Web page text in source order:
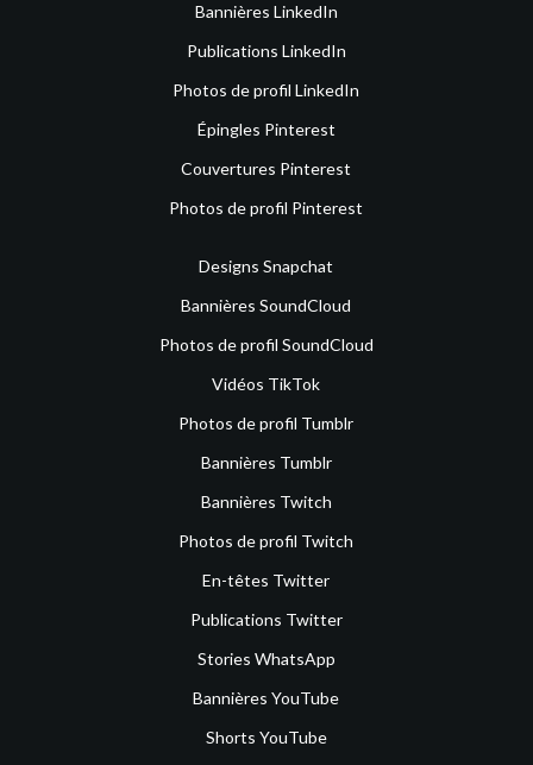
Bannières LinkedIn
Publications LinkedIn
Photos de profil LinkedIn
Épingles Pinterest
Couvertures Pinterest
Photos de profil Pinterest
Designs Snapchat
Bannières SoundCloud
Photos de profil SoundCloud
Vidéos TikTok
Photos de profil Tumblr
Bannières Tumblr
Bannières Twitch
Photos de profil Twitch
En-têtes Twitter
Publications Twitter
Stories WhatsApp
Bannières YouTube
Shorts YouTube